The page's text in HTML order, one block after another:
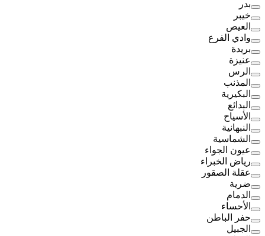
بدر
خيبر
العيص
وادي الفرع
بريدة
عنيزة
الرس
المذنب
البكيرية
البدائع
الأسياح
النبهانية
الشماسية
عيون الجواء
رياض الخبراء
عقلة الصقور
ضرية
الدمام
الأحساء
حفر الباطن
الجبيل